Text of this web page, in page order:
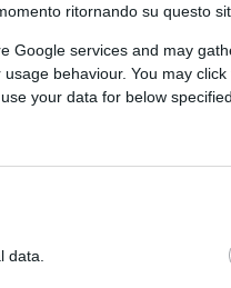
ritornando su questo
Google services and may
behaviour. You may
your data for below
data.
QUI
ancora) che
in modo
prima ha